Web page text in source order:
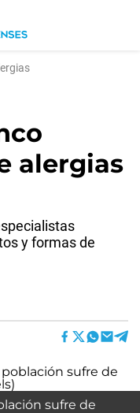
alergias
y formas de
sufre de